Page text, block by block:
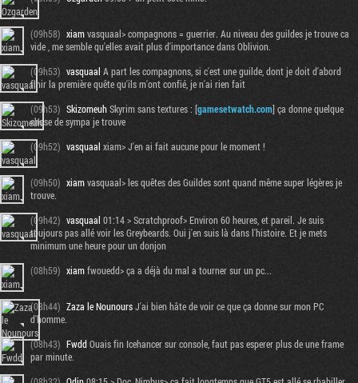
(09h58) xiamvasquaal> compagnons = guerrier. Au niveau des guildes je trouve ca
vide , me semble qu'elles avait plus d'importance dans Oblivion.
(09h53) vasquaal A part les compagnons, si c'est une guilde, dont je doit d'abord
finir la première quête qu'ils m'ont confié, je n'ai rien fait
(09h53) SkizomeuhSkyrim sans textures : [gamesetwatch.com] ça donne quelque
chose de sympa je trouve
(09h52) vasquaal xiam> J'en ai fait aucune pour le moment !
(09h50) xiamvasquaal> les quêtes des Guildes sont quand même super légères je
trouve.
(09h42) vasquaal 01:14 > Scratchproof> Environ 60 heures, et pareil. Je suis
toujours pas allé voir les Greybeards. Oui j'en suis là dans l'histoire. Et je mets
minimum une heure pour un donjon
(08h59) xiamfwouedd> ça a déjà du mal a tourner sur un pc...
(08h44) Zaza le NounoursJ'ai bien hâte de voir ce que ça donne sur mon PC
d'homme.
(08h43) FwddOuais fin Icehancer sur console, faut pas esperer plus de une frame
par minute.